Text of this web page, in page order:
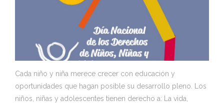
Cada niño y niña merece crecer con educación y
oportunidades que hagan posible su desarrollo pleno. Los
niños, niñas y adolescentes tienen derecho a: La vida,